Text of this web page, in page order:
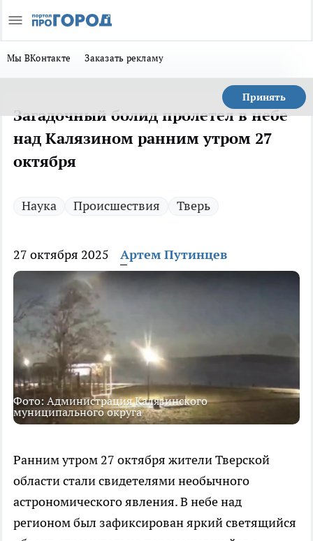
Мы ВКонтакте Заказать рекламу
Принять
Загадочный болид пролетел в небе
над Калязином ранним утром 27
октября
Наука Происшествия Тверь
27 октября 2025 Артем Путинцев
Фото: Администрация Калязинского
муниципального округа
Ранним утром 27 октября жители Тверской
области стали свидетелями необычного
астрономического явления. В небе над
регионом был зафиксирован яркий светящийся